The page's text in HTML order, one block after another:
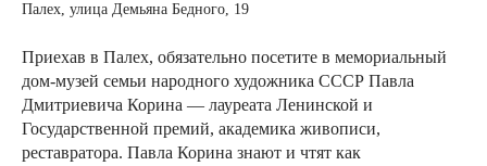
Палех, улица Демьяна Бедного, 19
Приехав в Палех, обязательно посетите в мемориальный
дом-музей семьи народного художника СССР Павла
Дмитриевича Корина — лауреата Ленинской и
Государственной премий, академика живописи,
реставратора. Павла Корина знают и чтят как